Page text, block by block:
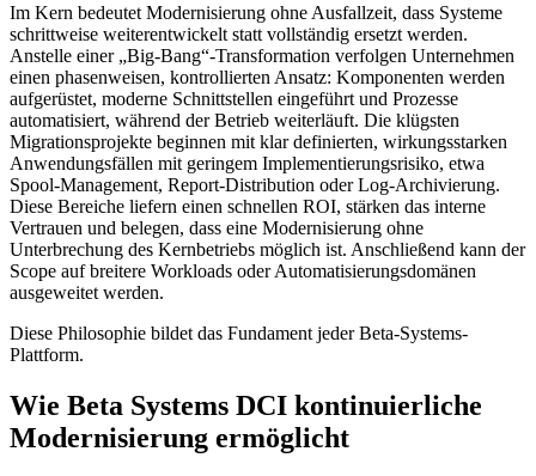
Im Kern bedeutet Modernisierung ohne Ausfallzeit, dass Systeme
schrittweise weiterentwickelt statt vollständig ersetzt werden.
Anstelle einer „Big-Bang“-Transformation verfolgen Unternehmen
einen phasenweisen, kontrollierten Ansatz: Komponenten werden
aufgerüstet, moderne Schnittstellen eingeführt und Prozesse
automatisiert, während der Betrieb weiterläuft. Die klügsten
Migrationsprojekte beginnen mit klar definierten, wirkungsstarken
Anwendungsfällen mit geringem Implementierungsrisiko, etwa
Spool-Management, Report-Distribution oder Log-Archivierung.
Diese Bereiche liefern einen schnellen ROI, stärken das interne
Vertrauen und belegen, dass eine Modernisierung ohne
Unterbrechung des Kernbetriebs möglich ist. Anschließend kann der
Scope auf breitere Workloads oder Automatisierungsdomänen
ausgeweitet werden.
Diese Philosophie bildet das Fundament jeder Beta-Systems-
Plattform.
Wie Beta Systems DCI kontinuierliche
Modernisierung ermöglicht